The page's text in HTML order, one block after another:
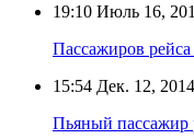
19:10 Июль 16,
Пассажиров рейса
15:54 Дек. 12, 2014
Пьяный пассажир